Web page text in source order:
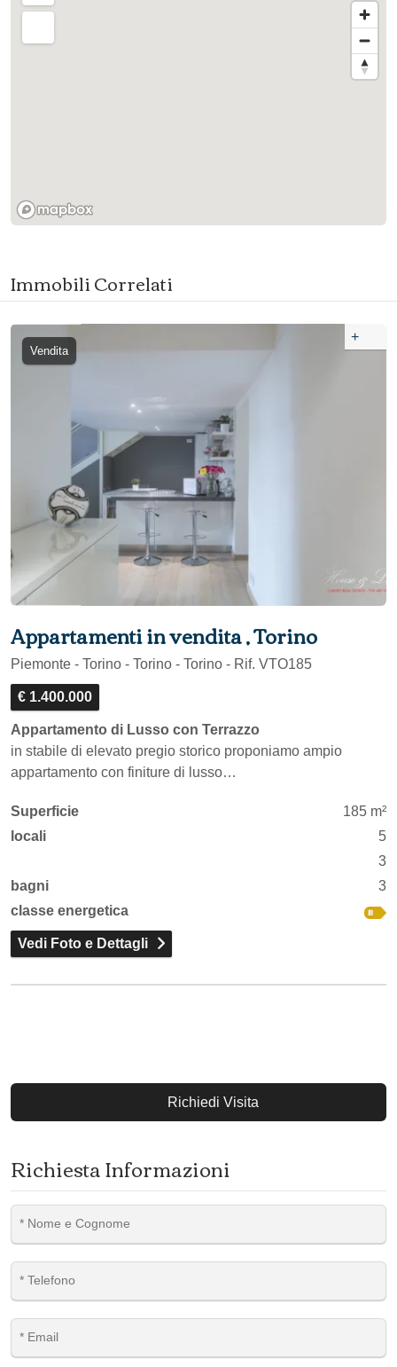
Immobili Correlati
Vendita
+
Appartamenti in vendita , Torino
Piemonte - Torino - Torino - Torino - Rif. VTO185
€ 1.400.000
Appartamento di Lusso con Terrazzo
in stabile di elevato pregio storico proponiamo ampio
appartamento con finiture di lusso…
Superficie
185 m²
locali
5
3
bagni
3
classe energetica
Vedi Foto e Dettagli
Richiedi Visita
Richiesta Informazioni